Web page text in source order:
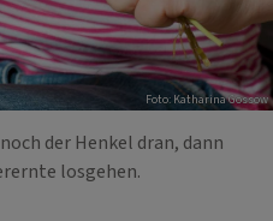
Foto: Katharina Gossow
der Henkel dran, dann
losgehen.